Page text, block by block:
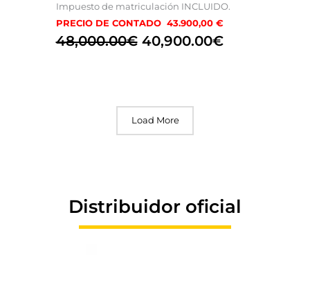
Impuesto de matriculación INCLUIDO.
PRECIO DE CONTADO 43.900,00 €
48,000.00€ 40,900.00€
Load More
Distribuidor oficial